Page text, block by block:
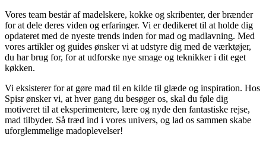
Vores team består af madelskere, kokke og skribenter, der brænder
for at dele deres viden og erfaringer. Vi er dedikeret til at holde dig
opdateret med de nyeste trends inden for mad og madlavning. Med
vores artikler og guides ønsker vi at udstyre dig med de værktøjer,
du har brug for, for at udforske nye smage og teknikker i dit eget
køkken.
Vi eksisterer for at gøre mad til en kilde til glæde og inspiration. Hos
Spisr ønsker vi, at hver gang du besøger os, skal du føle dig
motiveret til at eksperimentere, lære og nyde den fantastiske rejse,
mad tilbyder. Så træd ind i vores univers, og lad os sammen skabe
uforglemmelige madoplevelser!